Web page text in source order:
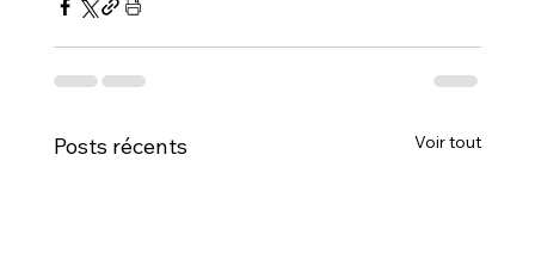
Posts récents Voir tout